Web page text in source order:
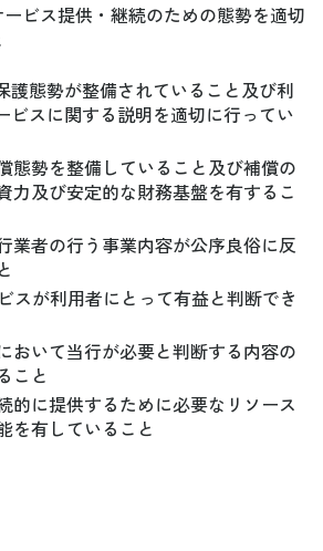
ビス提供・継続のための態勢を適切
護態勢が整備されていること及び利
ビスに関する説明を適切に行ってい
態勢を整備していること及び補償の
力及び安定的な財務基盤を有するこ
業者の行う事業内容が公序良俗に反
スが利用者にとって有益と判断でき
おいて当行が必要と判断する内容の
こと
的に提供するために必要なリソース
を有していること